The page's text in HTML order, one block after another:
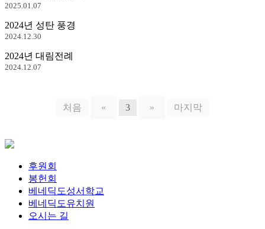
2025.01.07
2024년 성탄 풍경
2024.12.30
2024년 대림전례
2024.12.07
처음 « 3 » 마지막
후원회
봉헌회
베네딕도성서학교
베네딕도유치원
오시는 길